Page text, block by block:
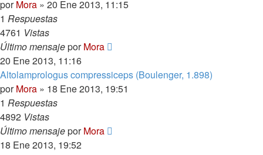
porMora » 20 Ene 2013, 11:15
1 Respuestas
4761 Vistas
Último mensajeporMora
20 Ene 2013, 11:16
Altolamprologus compressiceps (Boulenger, 1.898)
porMora » 18 Ene 2013, 19:51
1 Respuestas
4892 Vistas
Último mensajeporMora
18 Ene 2013, 19:52